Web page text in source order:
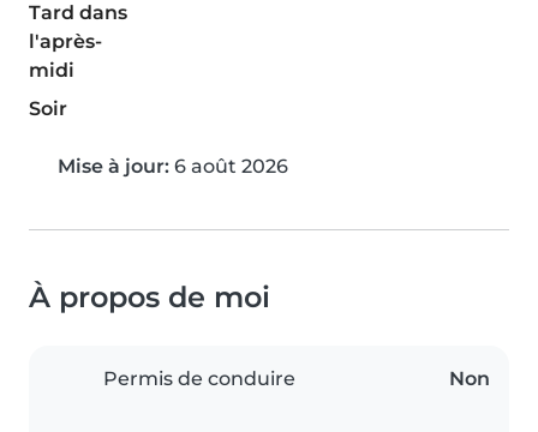
Tard dans
l'après-
midi
Soir
Mise à jour: 6 août 2026
À propos de moi
Permis de conduire Non